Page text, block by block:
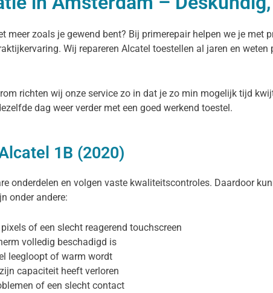
meer zoals je gewend bent? Bij primerepair helpen we je met
Wij repareren Alcatel toestellen al jaren en
richten wij onze service zo in dat je zo min mogelijk tijd
dag weer verder met een goed werkend toestel.
1B (2020)
onderdelen en volgen vaste kwaliteitscontroles. Daardoor
onder andere:
of een slecht reagerend touchscreen
volledig beschadigd is
leegloopt of warm wordt
capaciteit heeft verloren
of een slecht contact